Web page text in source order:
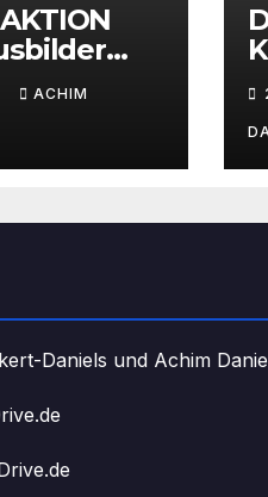
ACHIM
Daniels und Achim